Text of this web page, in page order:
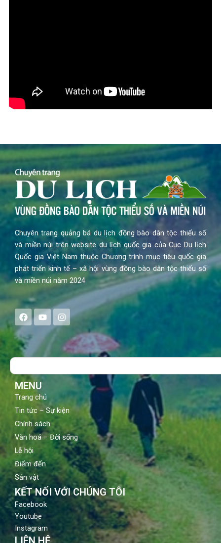
Chuyên trang quảng bá du lịch đồng bào dân tộc thiểu số
và miền núi trên website du lịch quốc gia của Cục Du lịch
Quốc gia Việt Nam thuộc Chương trình mục tiêu quốc gia
phát triển kinh tế – xã hội vùng đồng bào dân tộc thiểu số
và miền núi năm 2024
F
a
e
b
o
Y
o
t
b
I
n
s
a
g
Search
MENU
Trang chủ
Tin tức – Sự kiện
Chính sách
Văn hoá – Đời sống
Lễ hội
Điểm đến
Sản vật
KẾT NỐI VỚI CHÚNG TÔI
Facebook
Youtube
Instagram
LIÊN HỆ